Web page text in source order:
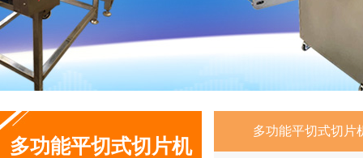
多功能平切式切片机
多功能平切式切片